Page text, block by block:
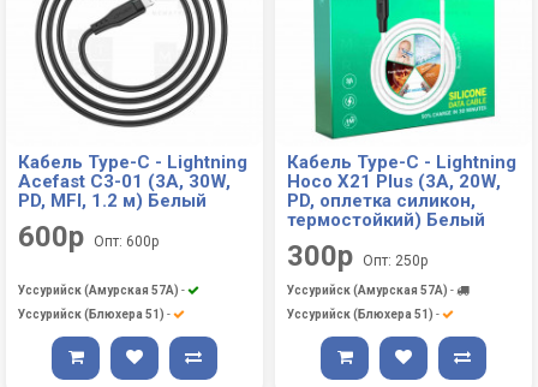
Кабель Type-C - Lightning
Acefast C3-01 (3A, 30W,
PD, MFI, 1.2 м) Белый
600р Опт: 600р
Уссурийск (Амурская 57А) -
Уссурийск (Блюхера 51) -
Кабель Type-C - Lightning
Hoco X21 Plus (3A, 20W,
PD, оплетка силикон,
термостойкий) Белый
300р Опт: 250р
Уссурийск (Амурская 57А) -
Уссурийск (Блюхера 51) -